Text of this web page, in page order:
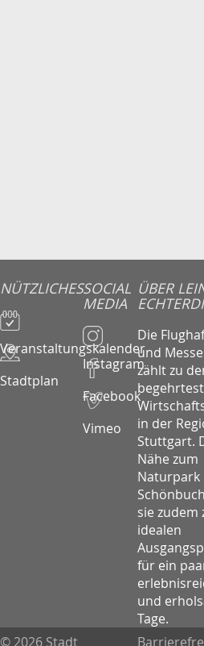
NÜTZLICHES
Veranstaltungskalender
Stadtplan
SOCIAL
MEDIA
Instagram
Facebook
Vimeo
ÜBER
Die
und
zählt zu
in der
Stuttgart.
Nähe zum
Naturpark
sie zudem
idealen
für ein
und
Tage.
© 2026 Stadt